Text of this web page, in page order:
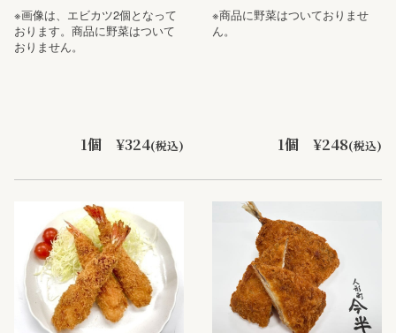
※画像は、エビカツ2個となって
おります。商品に野菜はついて
おりません。
1個 ¥324(税込)
※商品に野菜はついておりませ
ん。
1個 ¥248(税込)